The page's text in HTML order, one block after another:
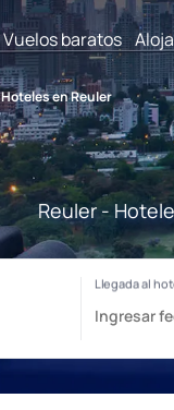
Vuelos baratos
Hoteles en Reuler
Reuler -